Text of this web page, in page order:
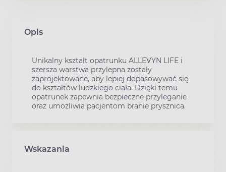
Opis
Unikalny kształt opatrunku ALLEVYN LIFE i
szersza warstwa przylepna zostały
zaprojektowane, aby lepiej dopasowywać się
do kształtów ludzkiego ciała. Dzięki temu
opatrunek zapewnia bezpieczne przyleganie
oraz umożliwia pacjentom branie prysznica.
Wskazania